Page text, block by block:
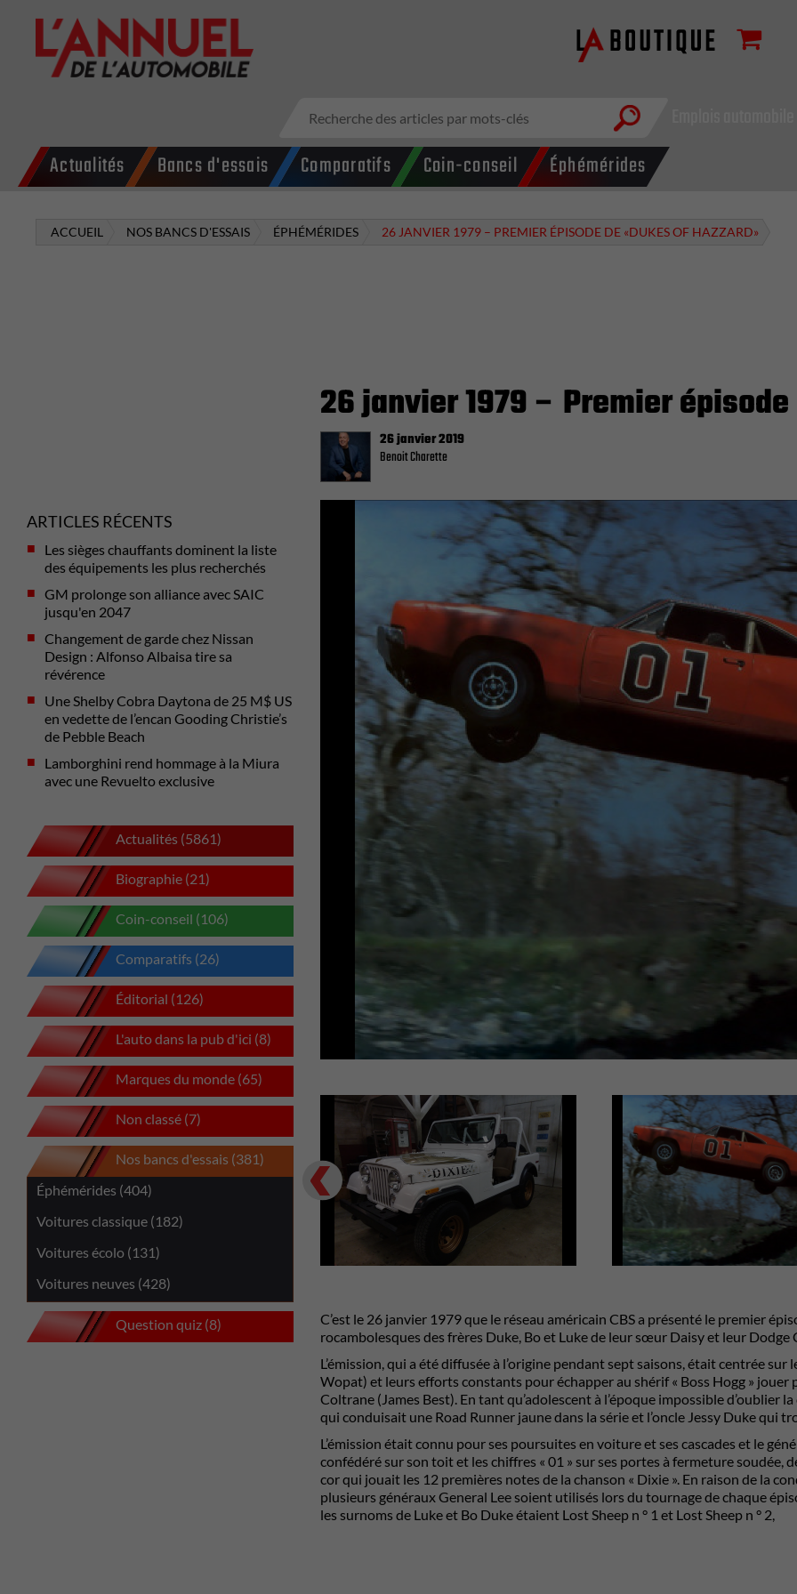
Actualités Bancs d'essais Comparatifs Coin-conseil Éphémérides
ACCUEIL NOS BANCS D'ESSAIS ÉPHÉMÉRIDES 26 JANVIER 1979 – PREMIER ÉPISODE DE «DUKES OF HAZZARD»
ARTICLES RÉCENTS
Les sièges chauffants dominent la liste
des équipements les plus recherchés
GM prolonge son alliance avec SAIC
jusqu'en 2047
Changement de garde chez Nissan
Design : Alfonso Albaisa tire sa
révérence
Une Shelby Cobra Daytona de 25 M$ US
en vedette de l’encan Gooding Christie’s
de Pebble Beach
Lamborghini rend hommage à la Miura
avec une Revuelto exclusive
Actualités (5861)
Biographie (21)
Coin-conseil (106)
Comparatifs (26)
Éditorial (126)
L'auto dans la pub d'ici (8)
Marques du monde (65)
Non classé (7)
Nos bancs d'essais (381)
Éphémérides (404)
Voitures classique (182)
Voitures écolo (131)
Voitures neuves (428)
Question quiz (8)
26 janvier 1979 – Premier
26 janvier 2019
Benoit Charette
Previous
C’est le 26 janvier 1979 que le réseau américain CBS a présenté le premier
rocambolesques des frères Duke, Bo et Luke de leur sœur Daisy et leur Dodge
L’émission, qui a été diffusée à l’origine pendant sept saisons, était centrée
Wopat) et leurs efforts constants pour échapper au shérif « Boss Hogg »
Coltrane (James Best). En tant qu’adolescent à l’époque impossible d’oublier
qui conduisait une Road Runner jaune dans la série et l’oncle Jessy Duke qui
L’émission était connu pour ses poursuites en voiture et ses cascades et le
confédéré sur son toit et les chiffres « 01 » sur ses portes à fermeture soudée,
cor qui jouait les 12 premières notes de la chanson « Dixie ». En raison de la
plusieurs généraux General Lee soient utilisés lors du tournage de chaque
les surnoms de Luke et Bo Duke étaient Lost Sheep n ° 1 et Lost Sheep n ° 2,